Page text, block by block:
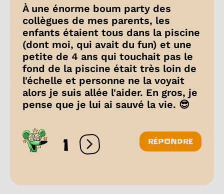
À une énorme boum party des
collègues de mes parents, les
enfants étaient tous dans la piscine
(dont moi, qui avait du fun) et une
petite de 4 ans qui touchait pas le
fond de la piscine était très loin de
l'échelle et personne ne la voyait
alors je suis allée l'aider. En gros, je
pense que je lui ai sauvé la vie. 😎
1 Ouvrir les réactions
RÉPONDRE